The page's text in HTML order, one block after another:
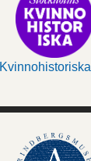
Kvinnohistoriska